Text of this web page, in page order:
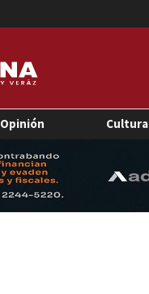
Opinión Cultura